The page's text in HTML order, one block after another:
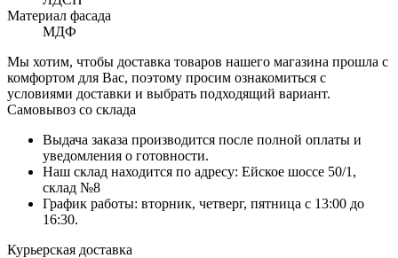
Материал фасада
МДФ
Мы хотим, чтобы доставка товаров нашего магазина прошла с
комфортом для Вас, поэтому просим ознакомиться с
условиями доставки и выбрать подходящий вариант.
Самовывоз со склада
Выдача заказа производится после полной оплаты и
уведомления о готовности.
Наш склад находится по адресу: Ейское шоссе 50/1,
склад №8
График работы: вторник, четверг, пятница с 13:00 до
16:30.
Курьерская доставка